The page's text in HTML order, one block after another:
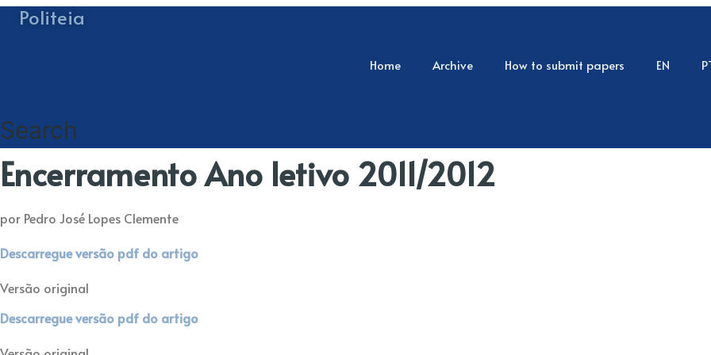
Politeia
Home Archive How to submit papers EN
Search
Encerramento Ano letivo 2011/2012
por Pedro José Lopes Clemente
Descarregue versão pdf do artigo
Versão original
Descarregue versão pdf do artigo